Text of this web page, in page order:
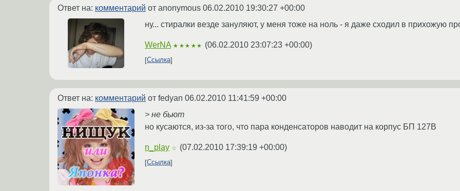
Ответ на: комментарий от anonymous 06.02.2010 19:30:27 +00:00
ну... стиралки везде зануляют, у меня тоже на ноль - я даже сходил в прихожую
WerNA ★★★★★ (06.02.2010 23:07:23 +00:00)
Ссылка
Ответ на: комментарий от fedyan 06.02.2010 11:41:59 +00:00
> не бьют
но кусаются, из-за того, что пара конденсаторов наводит на корпус БП 127В
n_play ☆ (07.02.2010 17:39:19 +00:00)
Ссылка